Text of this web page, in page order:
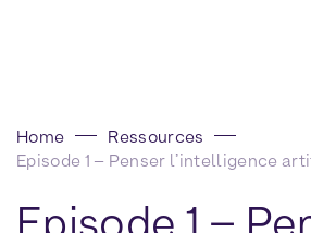
Home
Ressources
Episode 1 –